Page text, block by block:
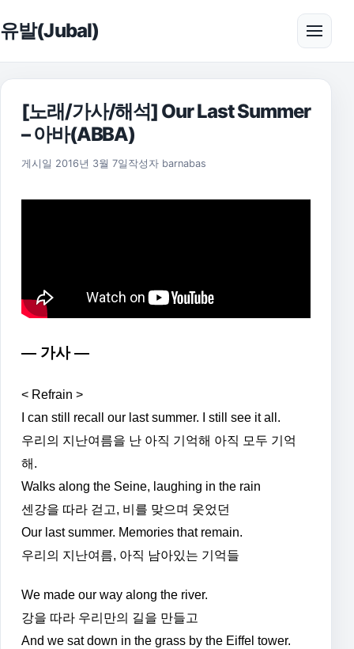
유발(Jubal) 메뉴
[노래/가사/해석] Our Last Summer
– 아바(ABBA)
게시일 2016년 3월 7일 2021년 8월 6일
작성자 barnabas
— 가사 —
< Refrain >
I can still recall our last summer. I still see it all.
우리의 지난여름을 난 아직 기억해 아직 모두 기억
해.
Walks along the Seine, laughing in the rain
센강을 따라 걷고, 비를 맞으며 웃었던
Our last summer. Memories that remain.
우리의 지난여름, 아직 남아있는 기억들
We made our way along the river.
강을 따라 우리만의 길을 만들고
And we sat down in the grass by the Eiffel tower.